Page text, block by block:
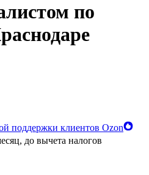
по
поддержки клиентов Ozon
до вычета налогов